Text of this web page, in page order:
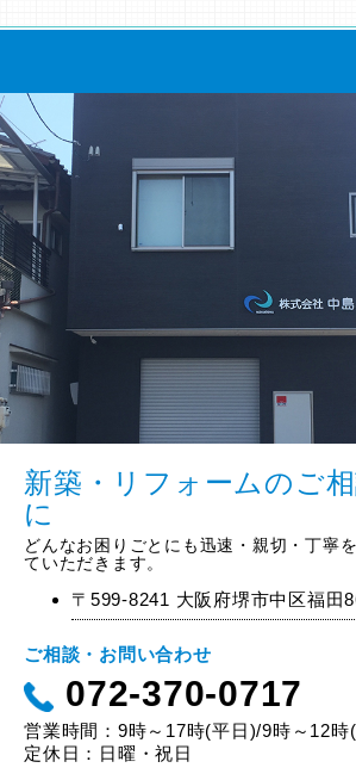
新築・リフォームのご
に
どんなお困りごとにも迅速・親切・丁寧
ていただきます。
〒599-8241 大阪府堺市中区福田
ご相談・お問い合わせ
072-370-0717
営業時間：9時～17時(平日)/9時～12時
定休日：日曜・祝日